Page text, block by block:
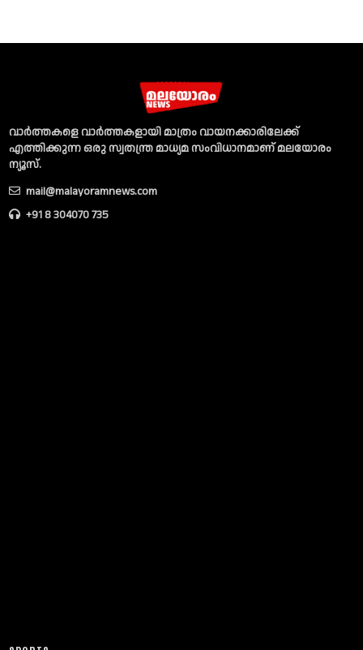
വാര്‍ത്തകളെ വാര്‍ത്തകളായി മാത്രം വായനക്കാരിലേക്ക്
എത്തിക്കുന്ന ഒരു സ്വതന്ത്ര മാധ്യമ സംവിധാനമാണ് മലയോരം
ന്യൂസ്‌.
mail@malayoramnews.com
+91 8 304070 735